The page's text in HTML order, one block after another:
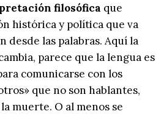
filosófica que
histórica y política que va
desde las palabras. Aquí la
parece que la lengua es
comunicarse con los
que no son hablantes,
muerte. O al menos se